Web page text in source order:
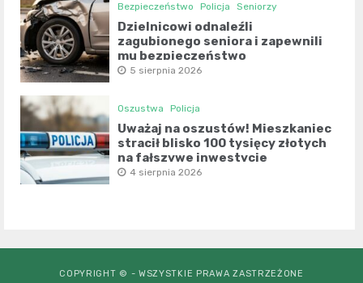
Bezpieczeństwo Policja Seniorzy
Dzielnicowi odnaleźli
zagubionego seniora i zapewnili
mu bezpieczeństwo
5 sierpnia 2026
Oszustwa Policja
Uważaj na oszustów! Mieszkaniec
stracił blisko 100 tysięcy złotych
na fałszywe inwestycje
4 sierpnia 2026
COPYRIGHT © - WSZYSTKIE PRAWA ZASTRZEŻONE